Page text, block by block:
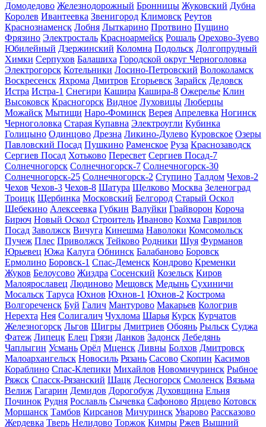
Домодедово Железнодорожный Бронницы Жуковский Дубна
Королев Ивантеевка Звенигород Климовск Реутов
Краснознаменск Лобня Лыткарино Протвино Пущино
Фрязино Электросталь Красноармейск Рошаль Орехово-Зуево
Юбилейный Дзержинский Коломна Подольск Долгопрудный
Химки Серпухов Балашиха Городской округ Черноголовка
Электрогорск Котельники Лосино-Петровский Волоколамск
Воскресенск Яхрома Дмитров Егорьевск Зарайск Дедовск
Истра Истра-1 Снегири Кашира Кашира-8 Ожерелье Клин
Высоковск Красногорск Видное Луховицы Люберцы
Можайск Мытищи Наро-Фоминск Верея Апрелевка Ногинск
Черноголовка Старая Купавна Электроугли Кубинка
Голицыно Одинцово Дрезна Ликино-Дулево Куровское Озеры
Павловский Посад Пушкино Раменское Руза Краснозаводск
Сергиев Посад Хотьково Пересвет Сергиев Посад-7
Солнечногорск Солнечногорск-7 Солнечногорск-30
Солнечногорск-25 Солнечногорск-2 Ступино Талдом Чехов-2
Чехов Чехов-3 Чехов-8 Шатура Щелково Москва Зеленоград
Троицк Щербинка Московский Белгород Старый Оскол
Шебекино Алексеевка Губкин Валуйки Грайворон Короча
Бирюч Новый Оскол Строитель Иваново Кохма Гаврилов
Посад Заволжск Вичуга Кинешма Наволоки Комсомольск
Пучеж Плес Приволжск Тейково Родники Шуя Фурманов
Юрьевец Южа Калуга Обнинск Балабаново Боровск
Ермолино Боровск-1 Спас-Деменск Кондрово Кременки
Жуков Белоусово Жиздра Сосенский Козельск Киров
Малоярославец Людиново Мещовск Медынь Сухиничи
Мосальск Таруса Юхнов Юхнов-1 Юхнов-2 Кострома
Волгореченск Буй Галич Мантурово Макарьев Кологрив
Нерехта Нея Солигалич Чухлома Шарья Курск Курчатов
Железногорск Льгов Щигры Дмитриев Обоянь Рыльск Суджа
Фатеж Липецк Елец Грязи Данков Задонск Лебедянь
Чаплыгин Усмань Орёл Мценск Ливны Болхов Дмитровск
Малоархангельск Новосиль Рязань Сасово Скопин Касимов
Кораблино Спас-Клепики Михайлов Новомичуринск Рыбное
Ряжск Спасск-Рязанский Шацк Десногорск Смоленск Вязьма
Велиж Гагарин Демидов Дорогобуж Духовщина Ельня
Починок Рудня Рославль Сычевка Сафоново Ярцево Котовск
Моршанск Тамбов Кирсанов Мичуринск Уварово Рассказово
Жердевка Тверь Нелидово Торжок Кимры Ржев Вышний